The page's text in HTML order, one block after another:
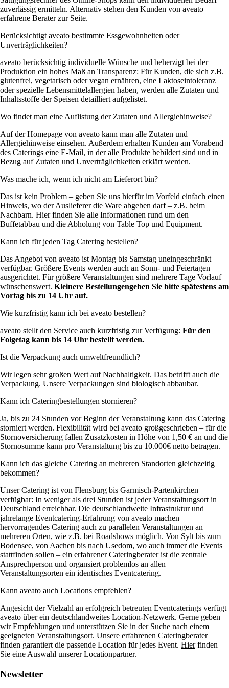
zuverlässig ermitteln. Alternativ stehen den Kunden von aveato
erfahrene Berater zur Seite.
Berücksichtigt aveato bestimmte Essgewohnheiten oder
Unverträglichkeiten?
aveato berücksichtig individuelle Wünsche und beherzigt bei der
Produktion ein hohes Maß an Transparenz: Für Kunden, die sich z.B.
glutenfrei, vegetarisch oder vegan ernähren, eine Laktoseintoleranz
oder spezielle Lebensmittelallergien haben, werden alle Zutaten und
Inhaltsstoffe der Speisen detailliert aufgelistet.
Wo findet man eine Auflistung der Zutaten und Allergiehinweise?
Auf der Homepage von aveato kann man alle Zutaten und
Allergiehinweise einsehen. Außerdem erhalten Kunden am Vorabend
des Caterings eine E-Mail, in der alle Produkte bebildert sind und in
Bezug auf Zutaten und Unverträglichkeiten erklärt werden.
Was mache ich, wenn ich nicht am Lieferort bin?
Das ist kein Problem – geben Sie uns hierfür im Vorfeld einfach einen
Hinweis, wo der Auslieferer die Ware abgeben darf – z.B. beim
Nachbarn. Hier finden Sie alle Informationen rund um den
Buffetabbau und die Abholung von Table Top und Equipment.
Kann ich für jeden Tag Catering bestellen?
Das Angebot von aveato ist Montag bis Samstag uneingeschränkt
verfügbar. Größere Events werden auch an Sonn- und Feiertagen
ausgerichtet. Für größere Veranstaltungen sind mehrere Tage Vorlauf
wünschenswert. Kleinere Bestellungengeben Sie bitte spätestens am
Vortag bis zu 14 Uhr auf.
Wie kurzfristig kann ich bei aveato bestellen?
aveato stellt den Service auch kurzfristig zur Verfügung: Für den
Folgetag kann bis 14 Uhr bestellt werden.
Ist die Verpackung auch umweltfreundlich?
Wir legen sehr großen Wert auf Nachhaltigkeit. Das betrifft auch die
Verpackung. Unsere Verpackungen sind biologisch abbaubar.
Kann ich Cateringbestellungen stornieren?
Ja, bis zu 24 Stunden vor Beginn der Veranstaltung kann das Catering
storniert werden. Flexibilität wird bei aveato großgeschrieben – für die
Stornoversicherung fallen Zusatzkosten in Höhe von 1,50 € an und die
Stornosumme kann pro Veranstaltung bis zu 10.000€ netto betragen.
Kann ich das gleiche Catering an mehreren Standorten gleichzeitig
bekommen?
Unser Catering ist von Flensburg bis Garmisch-Partenkirchen
verfügbar: In weniger als drei Stunden ist jeder Veranstaltungsort in
Deutschland erreichbar. Die deutschlandweite Infrastruktur und
jahrelange Eventcatering-Erfahrung von aveato machen
hervorragendes Catering auch zu parallelen Veranstaltungen an
mehreren Orten, wie z.B. bei Roadshows möglich. Von Sylt bis zum
Bodensee, von Aachen bis nach Usedom, wo auch immer die Events
stattfinden sollen – ein erfahrener Cateringberater ist die zentrale
Ansprechperson und organsiert problemlos an allen
Veranstaltungsorten ein identisches Eventcatering.
Kann aveato auch Locations empfehlen?
Angesicht der Vielzahl an erfolgreich betreuten Eventcaterings verfügt
aveato über ein deutschlandweites Location-Netzwerk. Gerne geben
wir Empfehlungen und unterstützen Sie in der Suche nach einem
geeigneten Veranstaltungsort. Unsere erfahrenen Cateringberater
finden garantiert die passende Location für jedes Event. Hierfinden
Sie eine Auswahl unserer Locationpartner.
Newsletter